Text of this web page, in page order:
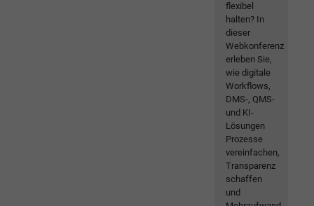
flexibel
halten? In
dieser
Webkonferenz
erleben Sie,
wie digitale
Workflows,
DMS-, QMS-
und KI-
Lösungen
Prozesse
vereinfachen,
Transparenz
schaffen
und